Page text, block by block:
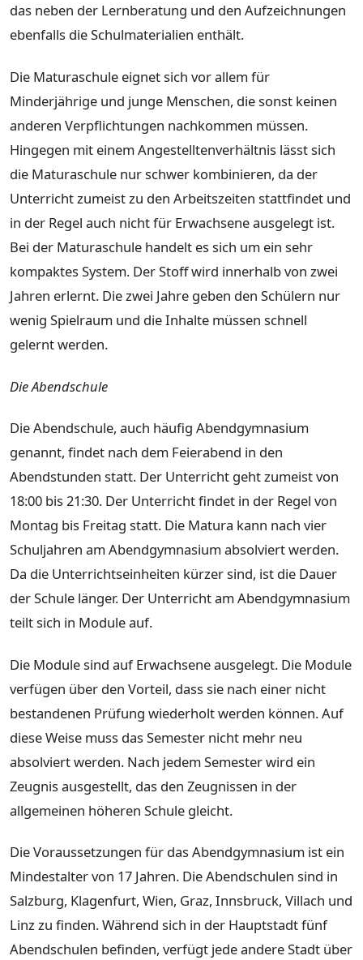
das neben der Lernberatung und den Aufzeichnungen
ebenfalls die Schulmaterialien enthält.
Die Maturaschule eignet sich vor allem für
Minderjährige und junge Menschen, die sonst keinen
anderen Verpflichtungen nachkommen müssen.
Hingegen mit einem Angestelltenverhältnis lässt sich
die Maturaschule nur schwer kombinieren, da der
Unterricht zumeist zu den Arbeitszeiten stattfindet und
in der Regel auch nicht für Erwachsene ausgelegt ist.
Bei der Maturaschule handelt es sich um ein sehr
kompaktes System. Der Stoff wird innerhalb von zwei
Jahren erlernt. Die zwei Jahre geben den Schülern nur
wenig Spielraum und die Inhalte müssen schnell
gelernt werden.
Die Abendschule
Die Abendschule, auch häufig Abendgymnasium
genannt, findet nach dem Feierabend in den
Abendstunden statt. Der Unterricht geht zumeist von
18:00 bis 21:30. Der Unterricht findet in der Regel von
Montag bis Freitag statt. Die Matura kann nach vier
Schuljahren am Abendgymnasium absolviert werden.
Da die Unterrichtseinheiten kürzer sind, ist die Dauer
der Schule länger. Der Unterricht am Abendgymnasium
teilt sich in Module auf.
Die Module sind auf Erwachsene ausgelegt. Die Module
verfügen über den Vorteil, dass sie nach einer nicht
bestandenen Prüfung wiederholt werden können. Auf
diese Weise muss das Semester nicht mehr neu
absolviert werden. Nach jedem Semester wird ein
Zeugnis ausgestellt, das den Zeugnissen in der
allgemeinen höheren Schule gleicht.
Die Voraussetzungen für das Abendgymnasium ist ein
Mindestalter von 17 Jahren. Die Abendschulen sind in
Salzburg, Klagenfurt, Wien, Graz, Innsbruck, Villach und
Linz zu finden. Während sich in der Hauptstadt fünf
Abendschulen befinden, verfügt jede andere Stadt über